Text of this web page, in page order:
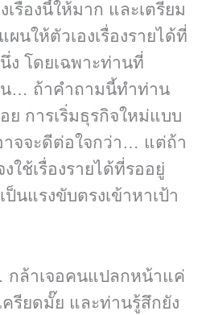
รื่องนี้ให้มาก และเตรียม
ผนให้ตัวเองเรื่องรายได้ที่
ง โดยเฉพาะท่านที่
น… ถ้าคำถามนี้ทำท่าน
ย การเริ่มธุรกิจใหม่แบบ
าจจะดีต่อใจกว่า… แต่ถ้า
ใช้เรื่องรายได้ที่รออยู่
นแรงขับตรงเข้าหาเป้า
ล้าเจอคนแปลกหน้าแค่
รียดมั๊ย และท่านรู้สึกยัง